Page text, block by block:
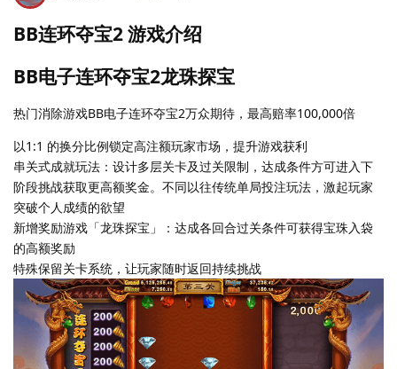
BB连环夺宝2 游戏介绍
BB电子连环夺宝2龙珠探宝
热门消除游戏BB电子连环夺宝2万众期待，最高赔率100,000倍
以1:1 的换分比例锁定高注额玩家市场，提升游戏获利
串关式成就玩法：设计多层关卡及过关限制，达成条件方可进入下
阶段挑战获取更高额奖金。不同以往传统单局投注玩法，激起玩家
突破个人成绩的欲望
新增奖励游戏「龙珠探宝」：达成各回合过关条件可获得宝珠入袋
的高额奖励
特殊保留关卡系统，让玩家随时返回持续挑战